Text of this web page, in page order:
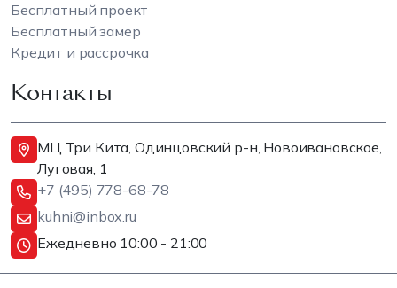
Бесплатный проект
Бесплатный замер
Кредит и рассрочка
Контакты
МЦ Три Кита, Одинцовский р-н, Новоивановское,
Луговая, 1
+7 (495) 778-68-78
kuhni@inbox.ru
Ежедневно 10:00 - 21:00